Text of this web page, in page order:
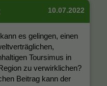
10.07.2022
es gelingen, einen
Toursimus in
zu verwirklichen?
Beitrag kann der